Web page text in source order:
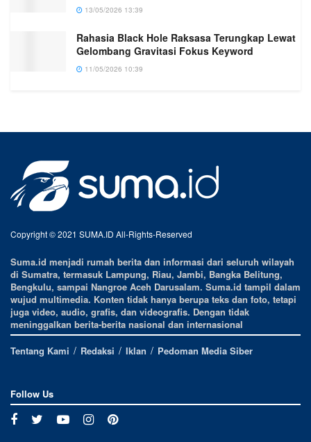
13/05/2026 13:39
Rahasia Black Hole Raksasa Terungkap Lewat
Gelombang Gravitasi Fokus Keyword
11/05/2026 10:39
Copyright © 2021 SUMA.ID All-Rights-Reserved
Suma.id menjadi rumah berita dan informasi dari seluruh wilayah
di Sumatra, termasuk Lampung, Riau, Jambi, Bangka Belitung,
Bengkulu, sampai Nangroe Aceh Darusalam. Suma.id tampil dalam
wujud multimedia. Konten tidak hanya berupa teks dan foto, tetapi
juga video, audio, grafis, dan videografis. Dengan tidak
meninggalkan berita-berita nasional dan internasional
Tentang Kami
Redaksi Iklan Pedoman Media Siber
Follow Us